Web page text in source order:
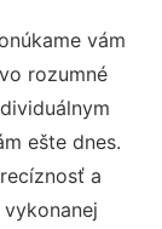
vám
rozumné
ešte dnes.
a